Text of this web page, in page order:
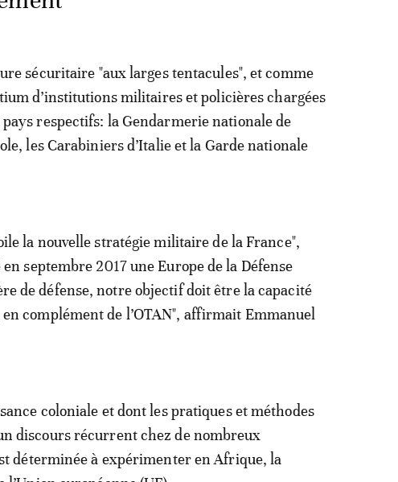
sécuritaire "aux larges tentacules", et comme
d’institutions militaires et policières chargées
respectifs: la Gendarmerie nationale de
les Carabiniers d’Italie et la Garde nationale
la nouvelle stratégie militaire de la France",
septembre 2017 une Europe de la Défense
de défense, notre objectif doit être la capacité
en complément de l’OTAN", affirmait Emmanuel
coloniale et dont les pratiques et méthodes
discours récurrent chez de nombreux
déterminée à expérimenter en Afrique, la